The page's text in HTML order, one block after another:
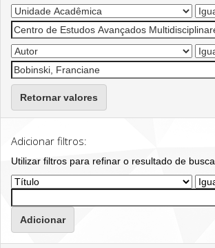
Retornar valores
Adicionar filtros:
Utilizar filtros para refinar o resultado de busca.